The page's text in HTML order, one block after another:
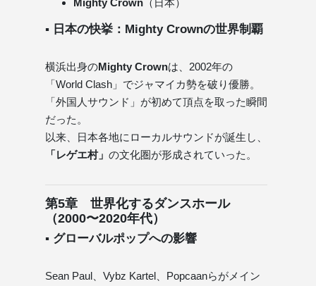
▪ 日本の快挙：Mighty Crownの世界制覇
横浜出身のMighty Crownは、2002年の
「World Clash」でジャマイカ勢を破り優勝。
「外国人サウンド」が初めて頂点を取った瞬間
だった。
以来、日本各地にローカルサウンドが誕生し、
「レゲエ村」 の文化圏が形成されていった。
第5章 世界化するダンスホール
（2000〜2020年代）
▪ グローバルポップへの影響
Sean Paul、Vybz Kartel、Popcaanらがメイン